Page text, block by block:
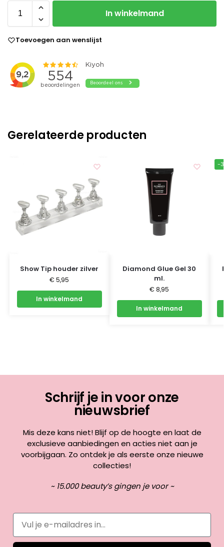
In winkelmand
Toevoegen aan wenslijst
Gerelateerde producten
Show Tip houder zilver
€ 5,95
In winkelmand
Diamond Glue Gel 30
ml.
€ 8,95
In winkelmand
-
Schrijf je in voor onze
nieuwsbrief
Mis deze kans niet! Blijf op de hoogte en laat de
exclusieve aanbiedingen en acties niet aan je
voorbijgaan. Zo ontdek je als eerste onze nieuwe
collecties!
~ 15.000 beauty’s gingen je voor ~